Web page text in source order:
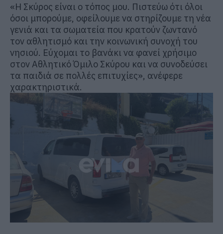
«Η Σκύρος είναι ο τόπος μου. Πιστεύω ότι όλοι
όσοι μπορούμε, οφείλουμε να στηρίζουμε τη νέα
γενιά και τα σωματεία που κρατούν ζωντανό
τον αθλητισμό και την κοινωνική συνοχή του
νησιού. Εύχομαι το βανάκι να φανεί χρήσιμο
στον Αθλητικό Όμιλο Σκύρου και να συνοδεύσει
τα παιδιά σε πολλές επιτυχίες», ανέφερε
χαρακτηριστικά.